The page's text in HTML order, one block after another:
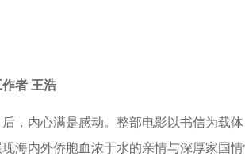
者 王浩
，内心满是感动。整部电影以书信为载
海内外侨胞血浓于水的亲情与深厚家国情